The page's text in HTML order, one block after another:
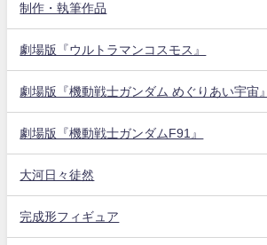
制作・執筆作品
劇場版『ウルトラマンコスモス』
劇場版『機動戦士ガンダム めぐりあい宇宙』
劇場版『機動戦士ガンダムF91』
大河日々徒然
完成形フィギュア